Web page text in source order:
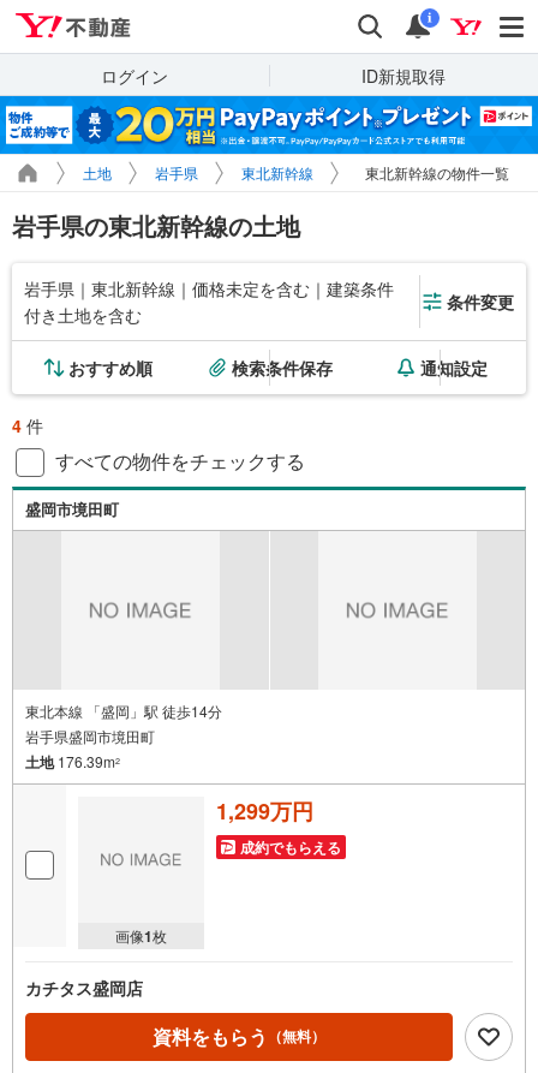
検索 通知
i
ログイン ID新規取得
土地 岩手県 東北新幹線 東北新幹線の物件一覧
岩手県の東北新幹線の土地
岩手県｜東北新幹線｜価格未定を含む｜建築条件
付き土地を含む
条件変更
おすすめ順 検索条件保存 通知設定
4 件
すべての物件をチェックする
盛岡市境田町
東北本線 「盛岡」駅 徒歩14分
岩手県盛岡市境田町
土地176.39m2
画像1枚
1,299万円
成約でもらえる
カチタス盛岡店
資料をもらう （無料）